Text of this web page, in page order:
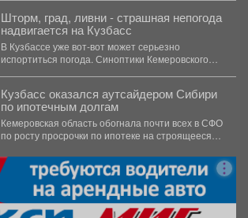
Шторм, град, ливни - страшная непогода
надвигается на Кузбасс
В Кузбассе уже вот-вот может серьезно
испортиться погода. Синоптики Кемеровского
Кузбасс оказался аутсайдером Сибири
по ипотечным долгам
Кемеровская область обогнала почти всех в СФО
по росту просрочки по ипотеке на строящееся